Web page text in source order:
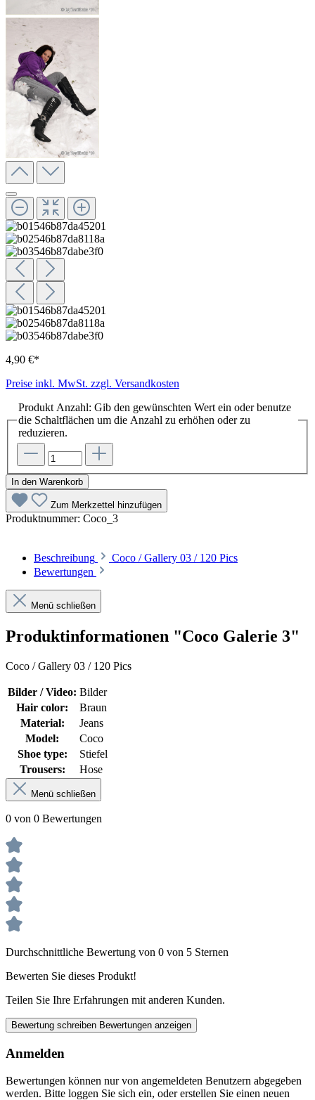
4,90 €*
Preise inkl. MwSt. zzgl. Versandkosten
Produkt Anzahl: Gib den gewünschten Wert ein oder benutze
die Schaltflächen um die Anzahl zu erhöhen oder zu
reduzieren.
In den Warenkorb
Zum Merkzettel hinzufügen
Produktnummer: Coco_3
Beschreibung
Coco / Gallery 03 / 120 Pics
Bewertungen
Menü schließen
Produktinformationen "Coco Galerie 3"
Coco / Gallery 03 / 120 Pics
Bilder / Video: Bilder
Hair color:
Braun
Material:
Jeans
Model:
Coco
Shoe type:
Stiefel
Trousers:
Hose
Menü schließen
0 von 0 Bewertungen
Durchschnittliche Bewertung von 0 von 5 Sternen
Bewerten Sie dieses Produkt!
Teilen Sie Ihre Erfahrungen mit anderen Kunden.
Bewertung schreiben Bewertungen anzeigen
Anmelden
Bewertungen können nur von angemeldeten Benutzern abgegeben
werden. Bitte loggen Sie sich ein, oder erstellen Sie einen neuen